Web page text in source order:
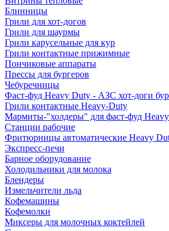
Блинницы
Грили для хот-догов
Грили для шаурмы
Грили карусельные для кур
Грили контактные прижимные
Пончиковые аппараты
Прессы для бургеров
Чебуречницы
Фаст-фуд Heavy Duty - АЗС хот-доги
Грили контактные Heavy-Duty
Мармиты-"холдеры" для фаст-фуд
Станции рабочие
Фритюрницы автоматические Heavy
Экспресс-печи
Барное оборудование
Холодильники для молока
Блендеры
Измельчители льда
Кофемашины
Кофемолки
Миксеры для молочных коктейлей